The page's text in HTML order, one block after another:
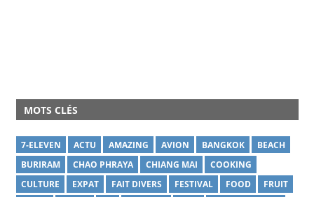
MOTS CLÉS
7-ELEVEN ACTU AMAZING AVION BANGKOK
BEACH
BURIRAM
CHAO PHRAYA CHIANG MAI
COOKING
CULTURE
EXPAT FAIT DIVERS FESTIVAL FOOD
FRUIT